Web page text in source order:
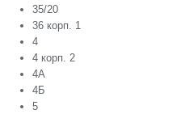
35/20
36 корп. 1
4
4 корп. 2
4А
4Б
5